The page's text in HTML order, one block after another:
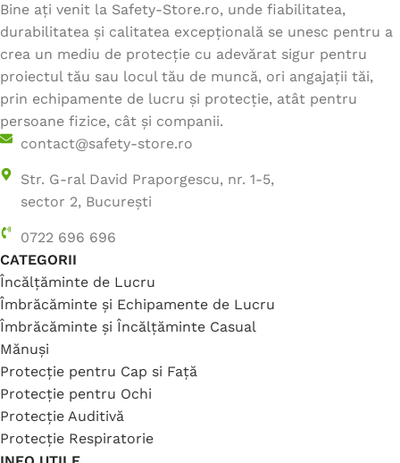
Bine ați venit la Safety-Store.ro, unde fiabilitatea,
durabilitatea și calitatea excepțională se unesc pentru a
crea un mediu de protecție cu adevărat sigur pentru
proiectul tău sau locul tău de muncă, ori angajații tăi,
prin echipamente de lucru și protecție, atât pentru
persoane fizice, cât și companii.
contact@safety-store.ro
Str. G-ral David Praporgescu, nr. 1-5,
sector 2, București
0722 696 696
CATEGORII
Încălțăminte de Lucru
Îmbrăcăminte și Echipamente de Lucru
Îmbrăcăminte și Încălțăminte Casual
Mănuși
Protecție pentru Cap si Față
Protecție pentru Ochi
Protecție Auditivă
Protecție Respiratorie